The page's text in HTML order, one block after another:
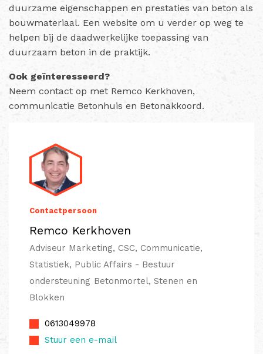
duurzame eigenschappen en prestaties van beton als
bouwmateriaal. Een website om u verder op weg te
helpen bij de daadwerkelijke toepassing van
duurzaam beton in de praktijk.
Ook geïnteresseerd?
Neem contact op met Remco Kerkhoven,
communicatie Betonhuis en Betonakkoord.
Contactpersoon
Remco Kerkhoven
Adviseur Marketing, CSC, Communicatie,
Statistiek, Public Affairs - Bestuur
ondersteuning Betonmortel, Stenen en
Blokken
0613049978
Stuur een e-mail